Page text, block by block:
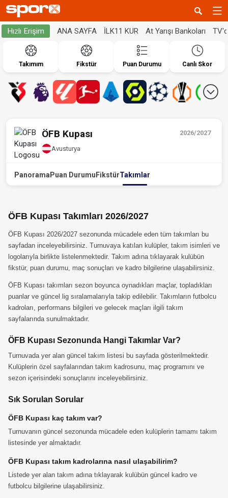
Hızlı Erişim ANA SAYFA İLK11 KUR At Yarışı Bankoları
Takımım Fikstür Puan Durumu Canlı Skor
2026/2027
ÖFB Kupası
Avusturya
Panorama Puan Durumu FikstürTakımlar
ÖFB Kupası Takımları 2026/2027
ÖFB Kupası 2026/2027 sezonunda mücadele eden tüm takımları bu
sayfadan inceleyebilirsiniz. Turnuvaya katılan kulüpler, takım isimleri ve
logolarıyla birlikte listelenmektedir. Takım adına tıklayarak kulübün
fikstür, puan durumu, maç sonuçları ve kadro bilgilerine ulaşabilirsiniz.
ÖFB Kupası takımları sezon boyunca oynadıkları maçlar, topladıkları
puanlar ve güncel lig sıralamalarıyla takip edilebilir. Takımların futbolcu
kadroları, performans bilgileri ve gelecek maçları ilgili takım
sayfalarında sunulmaktadır.
ÖFB Kupası Sezonunda Hangi Takımlar Var?
Turnuvada yer alan güncel takım listesi bu sayfada gösterilmektedir.
Kulüplerin özel sayfalarından takım kadrosunu, maç programını ve
sezon içerisindeki sonuçlarını inceleyebilirsiniz.
Sık Sorulan Sorular
ÖFB Kupası kaç takım var?
Turnuvanın güncel sezonunda mücadele eden kulüplerin tamamı takım
listesinde yer almaktadır.
ÖFB Kupası takım kadrolarına nasıl ulaşabilirim?
Listede yer alan takım adına tıklayarak kulübün güncel kadro ve
futbolcu bilgilerine ulaşabilirsiniz.